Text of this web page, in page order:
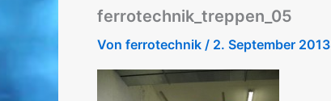
ferrotechnik_treppen_05
Von ferrotechnik / 2. September 2013